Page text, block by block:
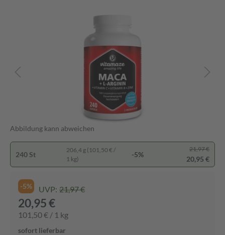
Abbildung kann abweichen
240 St
206,4 g (101,50 € /
1 kg)
-5%
21,97 €
20,95 €
-5% UVP: 21,97 €
20,95 €
101,50 € / 1 kg
sofort lieferbar